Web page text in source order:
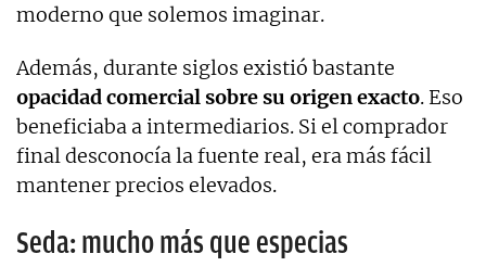
moderno que solemos imaginar.
Además, durante siglos existió bastante
opacidad comercial sobre su origen exacto. Eso
beneficiaba a intermediarios. Si el comprador
final desconocía la fuente real, era más fácil
mantener precios elevados.
Seda: mucho más que especias